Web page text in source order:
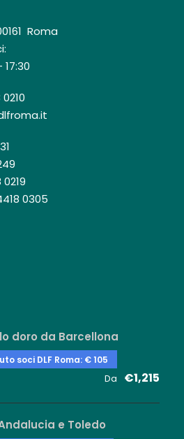
Roma
17:30
0305
doro da Barcellona
soci DLF Roma: € 105
Da €1,215
e Toledo